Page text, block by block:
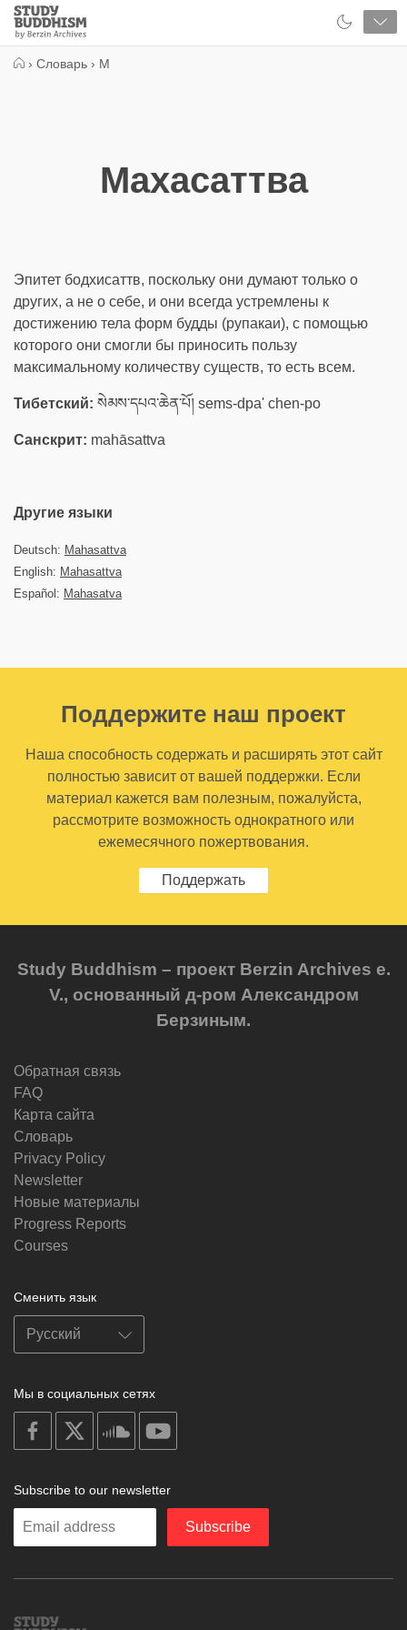
Close
Study
Buddhism
› Словарь › М
Махасаттва
Эпитет бодхисаттв, поскольку они думают только о
других, а не о себе, и они всегда устремлены к
достижению тела форм будды (рупакаи), с помощью
которого они смогли бы приносить пользу
максимальному количеству существ, то есть всем.
Тибетский: སེམས་དཔའ་ཆེན་པོ། sems-dpa' chen-po
Санскрит: mahāsattva
Другие языки
Deutsch: Mahasattva
English: Mahasattva
Español: Mahasatva
Поддержите наш проект
Наша способность содержать и расширять этот сайт
полностью зависит от вашей поддержки. Если
материал кажется вам полезным, пожалуйста,
рассмотрите возможность однократного или
ежемесячного пожертвования.
Поддержать
Study Buddhism – проект Berzin Archives e.
V., основанный д-ром Александром
Берзиным.
Обратная связь
FAQ
Карта сайта
Словарь
Privacy Policy
Newsletter
Новые материалы
Progress Reports
Courses
Сменить язык
Мы в социальных сетях
on
facebook
soundcloud
Subscribe to our newsletter
Enter
Subscribe
Study